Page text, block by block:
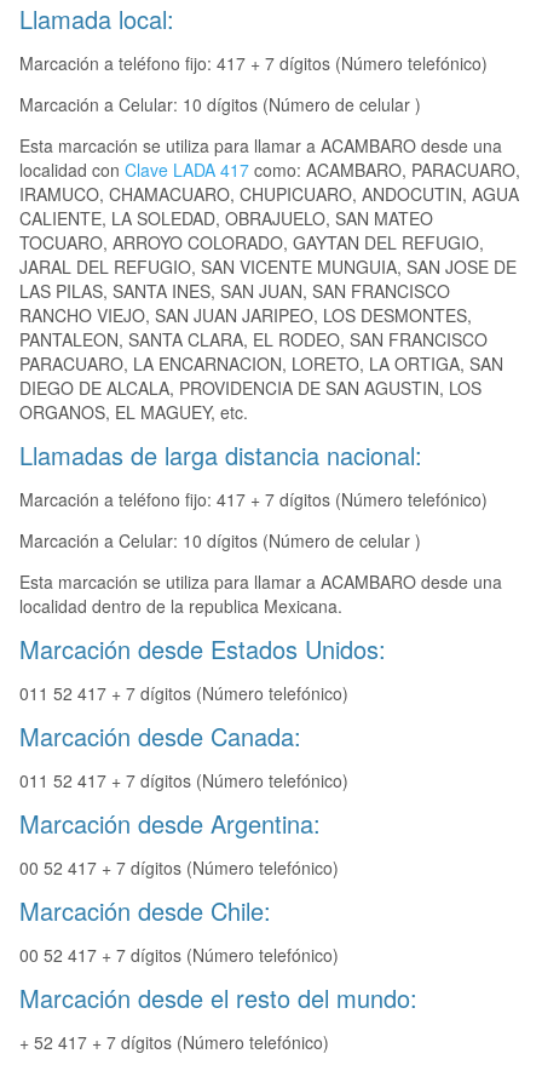
Llamada local:
Marcación a teléfono fijo: 417 + 7 dígitos (Número telefónico)
Marcación a Celular: 10 dígitos (Número de celular )
Esta marcación se utiliza para llamar a ACAMBARO desde una
localidad con Clave LADA 417 como: ACAMBARO, PARACUARO,
IRAMUCO, CHAMACUARO, CHUPICUARO, ANDOCUTIN, AGUA
CALIENTE, LA SOLEDAD, OBRAJUELO, SAN MATEO
TOCUARO, ARROYO COLORADO, GAYTAN DEL REFUGIO,
JARAL DEL REFUGIO, SAN VICENTE MUNGUIA, SAN JOSE DE
LAS PILAS, SANTA INES, SAN JUAN, SAN FRANCISCO
RANCHO VIEJO, SAN JUAN JARIPEO, LOS DESMONTES,
PANTALEON, SANTA CLARA, EL RODEO, SAN FRANCISCO
PARACUARO, LA ENCARNACION, LORETO, LA ORTIGA, SAN
DIEGO DE ALCALA, PROVIDENCIA DE SAN AGUSTIN, LOS
ORGANOS, EL MAGUEY, etc.
Llamadas de larga distancia nacional:
Marcación a teléfono fijo: 417 + 7 dígitos (Número telefónico)
Marcación a Celular: 10 dígitos (Número de celular )
Esta marcación se utiliza para llamar a ACAMBARO desde una
localidad dentro de la republica Mexicana.
Marcación desde Estados Unidos:
011 52 417 + 7 dígitos (Número telefónico)
Marcación desde Canada:
011 52 417 + 7 dígitos (Número telefónico)
Marcación desde Argentina:
00 52 417 + 7 dígitos (Número telefónico)
Marcación desde Chile:
00 52 417 + 7 dígitos (Número telefónico)
Marcación desde el resto del mundo:
+ 52 417 + 7 dígitos (Número telefónico)